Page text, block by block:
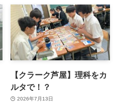
【クラーク芦屋】理科をカ
ルタで！？
2026年7月13日